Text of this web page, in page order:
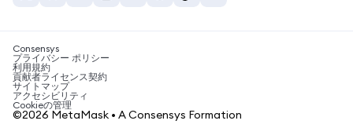
SHIBの購入
BNBの購入
税制関連ニュース
暗号資産の購入方法は？
ビットコインを売るには？
Consensys
プライバシー ポリシー
利用規約
貢献者ライセンス契約
サイトマップ
アクセシビリティ
Cookieの管理
©2026 MetaMask • A Consensys Formation